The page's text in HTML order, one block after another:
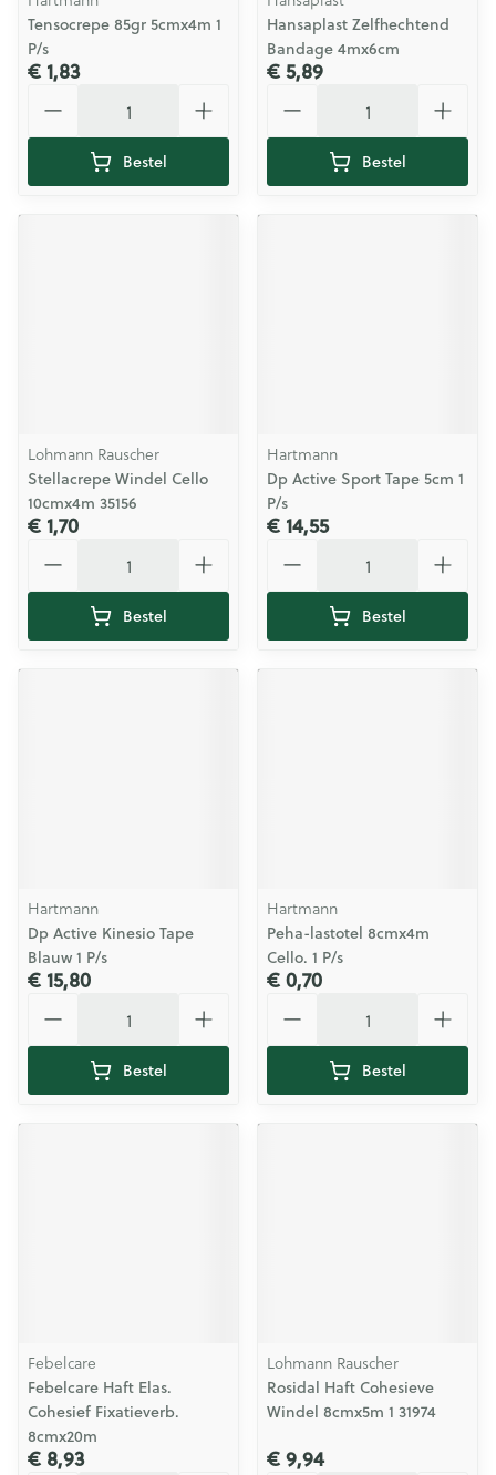
Tensocrepe 85gr 5cmx4m 1
P/s
€ 1,83
Bestel
Hansaplast Zelfhechtend
Bandage 4mx6cm
€ 5,89
Bestel
Lohmann Rauscher
Stellacrepe Windel Cello
10cmx4m 35156
€ 1,70
Bestel
Hartmann
Dp Active Sport Tape 5cm 1
P/s
€ 14,55
Bestel
Hartmann
Dp Active Kinesio Tape
Blauw 1 P/s
€ 15,80
Bestel
Hartmann
Peha-lastotel 8cmx4m
Cello. 1 P/s
€ 0,70
Bestel
Febelcare
Febelcare Haft Elas.
Cohesief Fixatieverb.
8cmx20m
€ 8,93
Lohmann Rauscher
Rosidal Haft Cohesieve
Windel 8cmx5m 1 31974
€ 9,94